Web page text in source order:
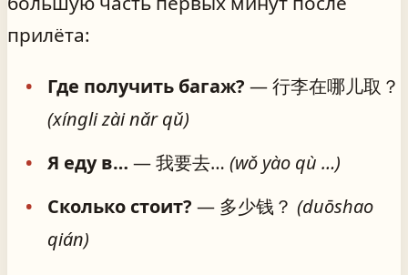
прилёта:
Где получить багаж? — 行李在哪儿取？
(xíngli zài nǎr qǔ)
Я еду в… — 我要去… (wǒ yào qù …)
Сколько стоит? — 多少钱？ (duōshao
qián)